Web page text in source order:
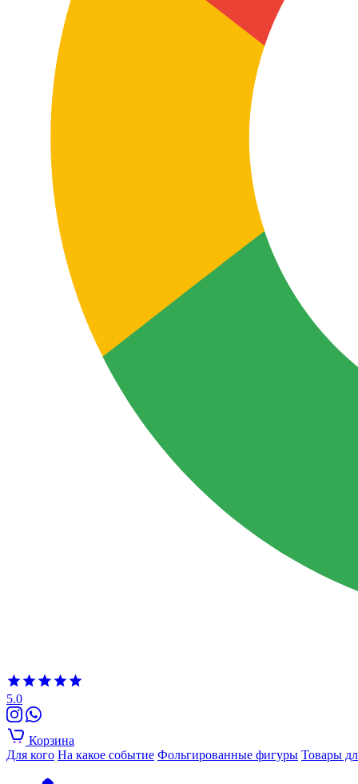
5.0
Корзина
Для кого На какое событие Фольгированные фигуры Товары